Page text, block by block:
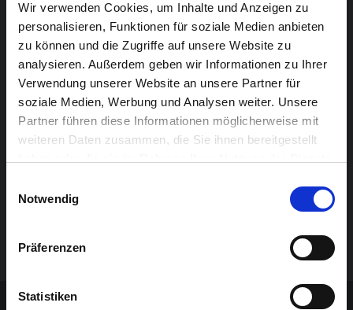
Wir verwenden Cookies, um Inhalte und Anzeigen zu
personalisieren, Funktionen für soziale Medien anbieten
zu können und die Zugriffe auf unsere Website zu
analysieren. Außerdem geben wir Informationen zu Ihrer
Verwendung unserer Website an unsere Partner für
soziale Medien, Werbung und Analysen weiter. Unsere
Partner führen diese Informationen möglicherweise mit
weiteren Daten zusammen, die Sie ihnen bereitgestellt
Notwendig
Präferenzen
Statistiken